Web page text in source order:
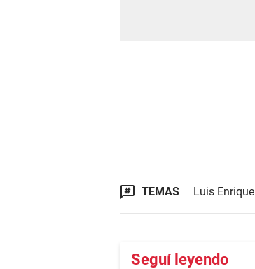
TEMAS Luis Enrique
Seguí leyendo